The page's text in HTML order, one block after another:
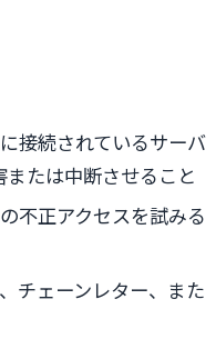
接続されているサーバ
たは中断させること
不正アクセスを試みる
チェーンレター、また